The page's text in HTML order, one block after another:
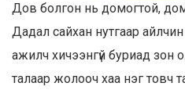
Дов болгон нь домогтой,
Дадал сайхан нутгаар айлчин
ажилч хичээнгүй буриад зон
талаар жолооч хаа нэг товч